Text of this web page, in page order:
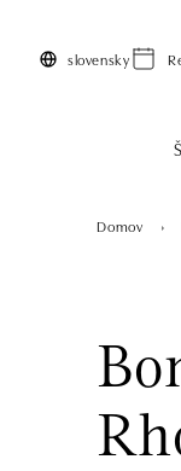
slovensky
Domov